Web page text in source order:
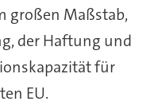
großen Maßstab,
der Haftung und
für
EU.